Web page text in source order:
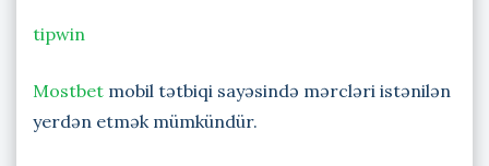
tipwin
Mostbet mobil tətbiqi sayəsində mərcləri istənilən
yerdən etmək mümkündür.